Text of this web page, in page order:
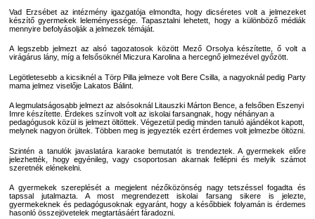
Vad Erzsébet az intézmény igazgatója elmondta, hogy dicséretes volt a jelmezeket
készítő gyermekek leleményessége. Tapasztalni lehetett, hogy a különböző médiák
mennyire befolyásolják a jelmezek témáját.
A legszebb jelmezt az alsó tagozatosok között Mező Orsolya készítette, ő volt a
virágárus lány, míg a felsősöknél Miczura Karolina a hercegnő jelmezével győzött.
Legötletesebb a kicsiknél a Törp Pilla jelmeze volt Bere Csilla, a nagyoknál pedig Party
mama jelmez viselője Lakatos Bálint.
A legmulatságosabb jelmezt az alsósoknál Litauszki Márton Bence, a felsőben Eszenyi
Imre készítette. Érdekes színvolt volt az iskolai farsangnak, hogy néhányan a
pedagógusok közül is jelmezt öltöttek. Végezetül pedig minden tanuló ajándékot kapott,
melynek nagyon örültek. Többen meg is jegyezték ezért érdemes volt jelmezbe öltözni.
Szintén a tanulók javaslatára karaoke bemutatót is trendeztek. A gyermekek előre
jelezhették, hogy egyénileg, vagy csoportosan akarnak fellépni és melyik számot
szeretnék elénekelni.
A gyermekek szereplését a megjelent nézőközönség nagy tetszéssel fogadta és
tapssal jutalmazta. A most megrendezett iskolai farsang sikere is jelezte,
gyermekeknek és pedagógusoknak egyaránt, hogy a későbbiek folyamán is érdemes
hasonló összejövetelek megtartásáért fáradozni.